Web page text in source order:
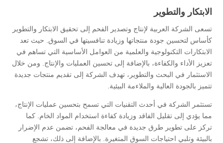
الابتكار والتطوير
تسعى الشركة العربية لإنتاج وتصدير الفحم إلى تحقيق الابتكار والتطوير
كأساس لتحسين جودة منتجاتها وزيادة تنافسيتها في السوق. حيث تعد
الابتكارات التكنولوجية والعلمية من العوامل الأساسية التي تساهم في
تعزيز الأداء والكفاءة، بالإضافة إلى تحسين العمليات والإنتاج. ومن خلال
الاستثمار في البحث والتطوير، تهدف الشركة إلى تقديم منتجات جديدة
تتميز بالجودة العالية والملاءمة البيئية.
تستثمر الشركة في أحدث التقنيات التي تسمح بتحسين عمليات الإنتاج،
مما يؤدي إلى تقليل الفاقد وزيادة كفاءة استخدام المواد الخام. كما
تركز على تطوير طرق جديدة في معالجة الفحم، تضمن عدم الإضرار
بالبيئة وتلبي احتياجات السوق المتغيرة. بالإضافة إلى ذلك، تشجع